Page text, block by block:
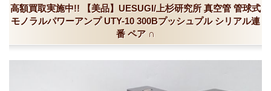
高額買取実施中!! 【美品】UESUGI/上杉研究所 真空管 管球式
モノラルパワーアンプ UTY-10 300Bプッシュプル シリアル連
番 ペア ∩